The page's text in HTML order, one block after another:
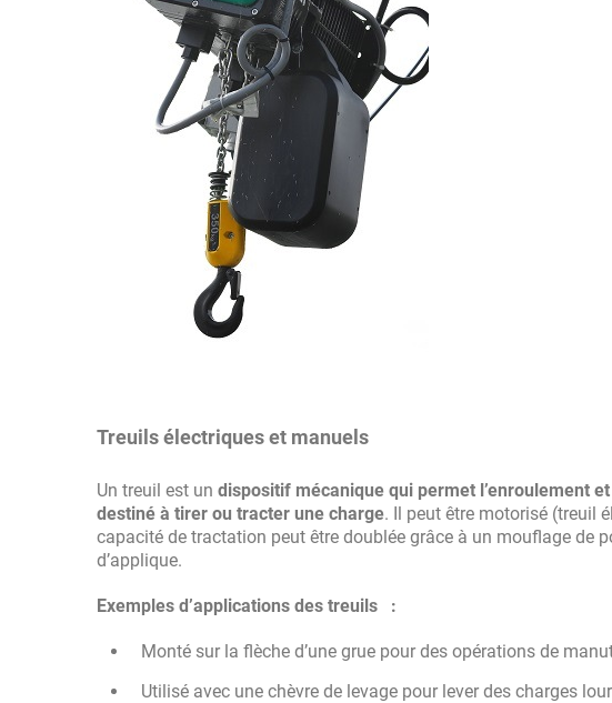
Treuils électriques et manuels
Un treuil est un dispositif mécanique qui permet l’enroulement
destiné à tirer ou tracter une charge. Il peut être motorisé (treuil
capacité de tractation peut être doublée grâce à un mouflage de
d’applique.
Exemples d’applications des treuils :
Monté sur la flèche d’une grue pour des opérations de
Utilisé avec une chèvre de levage pour lever des charges